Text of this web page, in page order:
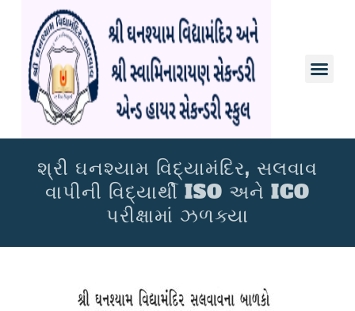
શ્રી ઘનશ્યામ વિદ્યામંદિર, સલવાવ
વાપીની વિદ્યાર્થી ISO અને ICO
પરીક્ષામાં ઝળક્યા